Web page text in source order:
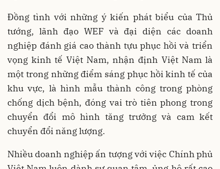
Đồng tình với những ý kiến phát biểu của Thủ
tướng, lãnh đạo WEF và đại diện các doanh
nghiệp đánh giá cao thành tựu phục hồi và triển
vọng kinh tế Việt Nam, nhận định Việt Nam là
một trong những điểm sáng phục hồi kinh tế của
khu vực, là hình mẫu thành công trong phòng
chống dịch bệnh, đóng vai trò tiên phong trong
chuyển đổi mô hình tăng trưởng và cam kết
chuyển đổi năng lượng.
Nhiều doanh nghiệp ấn tượng với việc Chính phủ